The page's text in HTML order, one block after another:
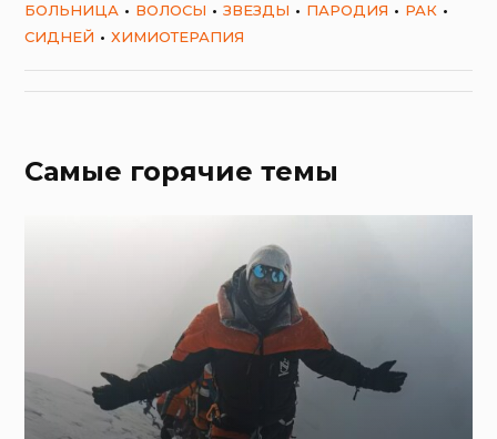
БОЛЬНИЦА
ВОЛОСЫ ЗВЕЗДЫ ПАРОДИЯ
РАК
СИДНЕЙ
ХИМИОТЕРАПИЯ
Самые горячие темы